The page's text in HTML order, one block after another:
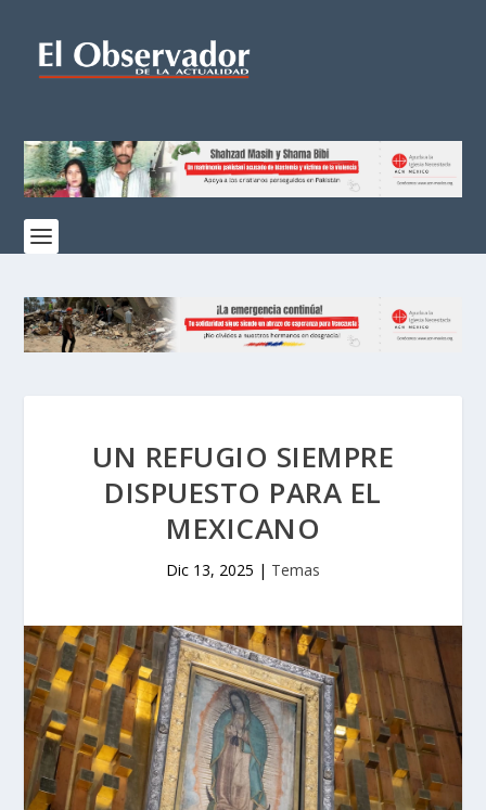
UN REFUGIO SIEMPRE
DISPUESTO PARA EL
MEXICANO
Dic 13, 2025 | Temas